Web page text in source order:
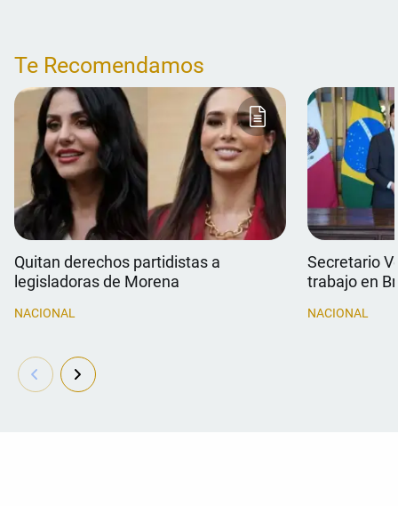
Te Recomendamos
Quitan derechos partidistas a
legisladoras de Morena
NACIONAL
Secretario
trabajo en
NACIONAL